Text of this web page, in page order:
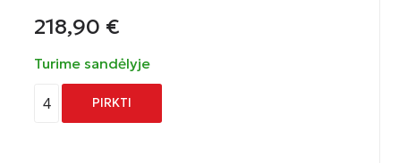
218,90 €
Turime sandėlyje
4 PIRKTI